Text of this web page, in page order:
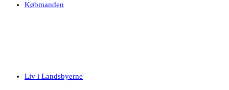
Købmanden
Liv i Landsbyerne